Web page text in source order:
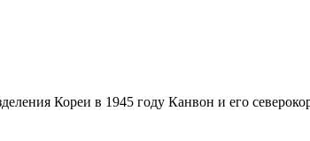
Кореи в 1945 году Канвон и его